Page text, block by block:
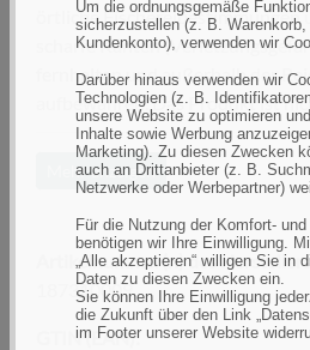
Um die ordnungsgemäße
sicherzustellen (z. B.
Kundenkonto), verwenden wir
Darüber hinaus verwenden wir
Technologien (z. B.
unsere Website zu optimieren
Inhalte sowie Werbung
Marketing). Zu diesen Zwecken
auch an Drittanbieter (z. B.
Netzwerke oder Werbepartner)
Für die Nutzung der Komfort-
benötigen wir Ihre Einwilligung.
„Alle akzeptieren“ willigen Sie in
Daten zu diesen Zwecken ein.
Sie können Ihre Einwilligung
die Zukunft über den Link
im Footer unserer Website
örtliche Fischereibestimmungen
scharfe Kanten
fernhalten und außerhalb der
aufbewahren. Das Produkt ist
Stößen durch Gegenstände
nicht für den direkten Blick auf
die Sonne konzipiert. Das
Arbeitsschutzausrüstung
Mehr anzeigen
Artikelnummer(n) des Herstellers
187310009
GTIN (EAN):